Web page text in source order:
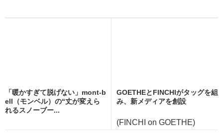
「暖かすぎて脱げない」mont-b
ell（モンベル）の“丈が変えら
れるスノーブー...
GOETHEとFINCHIがタッグを組
み、新メディアを創設
(FINCHI on GOETHE)